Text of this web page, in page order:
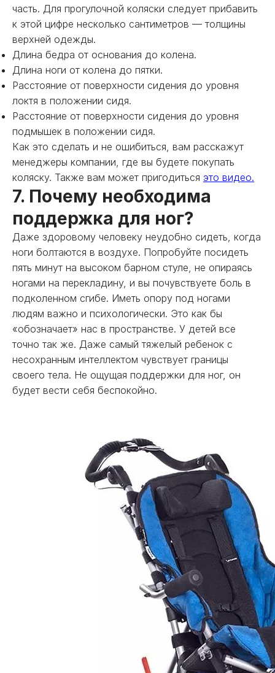
часть. Для прогулочной коляски следует прибавить
к этой цифре несколько сантиметров — толщины
верхней одежды.
Длина бедра от основания до колена.
Длина ноги от колена до пятки.
Расстояние от поверхности сидения до уровня
локтя в положении сидя.
Расстояние от поверхности сидения до уровня
подмышек в положении сидя.
Как это сделать и не ошибиться, вам расскажут
менеджеры компании, где вы будете покупать
коляску. Также вам может пригодиться это видео.
7. Почему необходима
поддержка для ног?
Даже здоровому человеку неудобно сидеть, когда
ноги болтаются в воздухе. Попробуйте посидеть
пять минут на высоком барном стуле, не опираясь
ногами на перекладину, и вы почувствуете боль в
подколенном сгибе. Иметь опору под ногами
людям важно и психологически. Это как бы
«обозначает» нас в пространстве. У детей все
точно так же. Даже самый тяжелый ребенок с
несохранным интеллектом чувствует границы
своего тела. Не ощущая поддержки для ног, он
будет вести себя беспокойно.